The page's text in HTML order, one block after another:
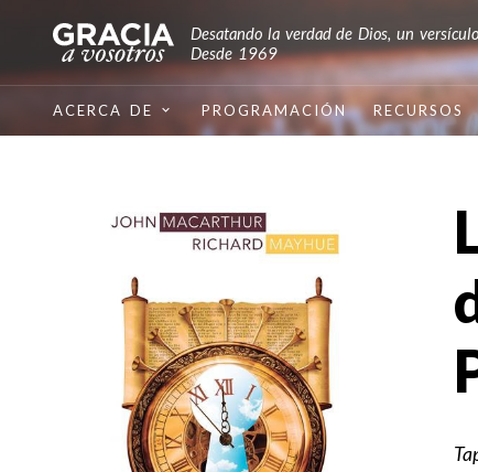
Desatando la verdad de Dios, un
Desde 1969
ACERCA DE PROGRAMACIÓN RECURSOS